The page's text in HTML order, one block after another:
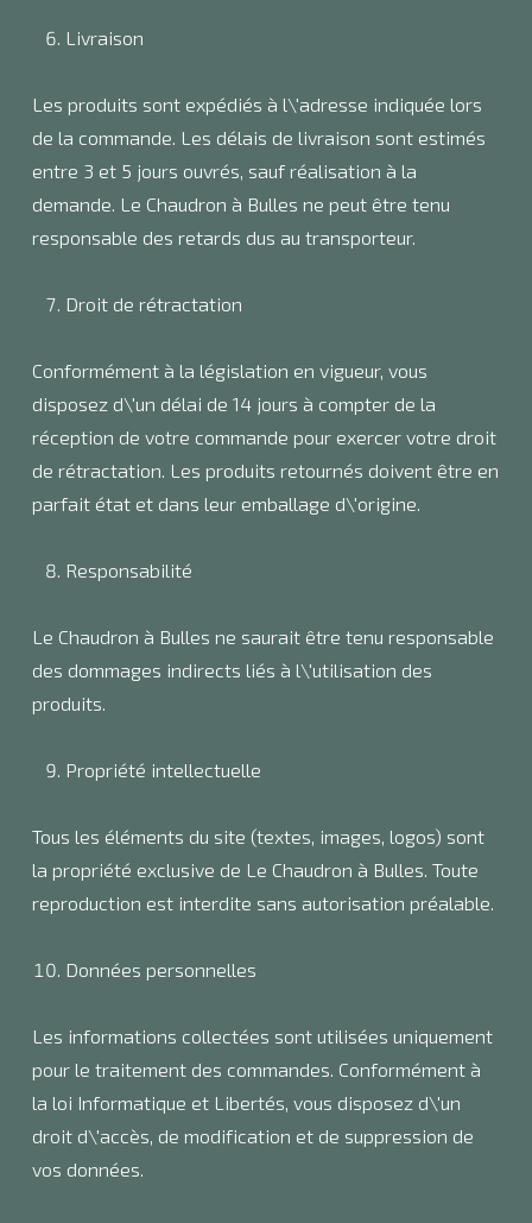
Livraison
Les produits sont expédiés à l\'adresse indiquée lors
de la commande. Les délais de livraison sont estimés
entre 3 et 5 jours ouvrés, sauf réalisation à la
demande. Le Chaudron à Bulles ne peut être tenu
responsable des retards dus au transporteur.
Droit de rétractation
Conformément à la législation en vigueur, vous
disposez d\'un délai de 14 jours à compter de la
réception de votre commande pour exercer votre droit
de rétractation. Les produits retournés doivent être en
parfait état et dans leur emballage d\'origine.
Responsabilité
Le Chaudron à Bulles ne saurait être tenu responsable
des dommages indirects liés à l\'utilisation des
produits.
Propriété intellectuelle
Tous les éléments du site (textes, images, logos) sont
la propriété exclusive de Le Chaudron à Bulles. Toute
reproduction est interdite sans autorisation préalable.
Données personnelles
Les informations collectées sont utilisées uniquement
pour le traitement des commandes. Conformément à
la loi Informatique et Libertés, vous disposez d\'un
droit d\'accès, de modification et de suppression de
vos données.